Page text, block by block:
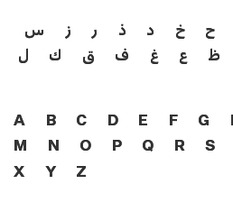
A B C D E F G
M
N O P Q R S
X
Y Z
ح خ د ذ ر ز
س
ظ ع غ ف ق ك
ل